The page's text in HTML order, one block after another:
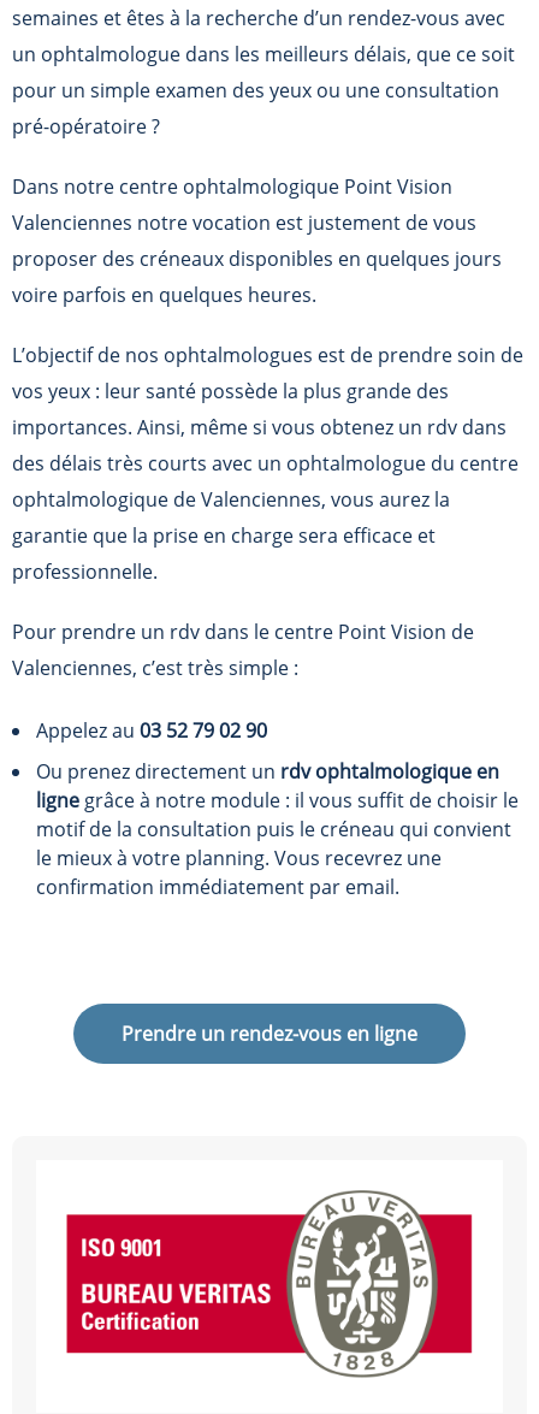
semaines et êtes à la recherche d’un rendez-vous avec
un ophtalmologue dans les meilleurs délais, que ce soit
pour un simple examen des yeux ou une consultation
pré-opératoire ?
Dans notre centre ophtalmologique Point Vision
Valenciennes notre vocation est justement de vous
proposer des créneaux disponibles en quelques jours
voire parfois en quelques heures.
L’objectif de nos ophtalmologues est de prendre soin de
vos yeux : leur santé possède la plus grande des
importances. Ainsi, même si vous obtenez un rdv dans
des délais très courts avec un ophtalmologue du centre
ophtalmologique de Valenciennes, vous aurez la
garantie que la prise en charge sera efficace et
professionnelle.
Pour prendre un rdv dans le centre Point Vision de
Valenciennes, c’est très simple :
Appelez au 03 52 79 02 90
Ou prenez directement un rdv ophtalmologique en
ligne grâce à notre module : il vous suffit de choisir le
motif de la consultation puis le créneau qui convient
le mieux à votre planning. Vous recevrez une
confirmation immédiatement par email.
Prendre un rendez-vous en ligne